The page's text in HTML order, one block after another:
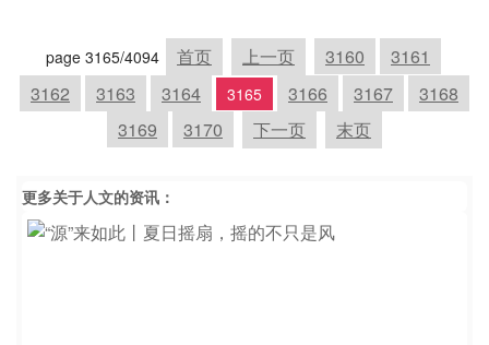
page 3165/4094 首页 上一页 3160
3161
3162
3163 3164 3165 3166 3167
3168
3169
3170 下一页 末页
更多关于人文的资讯：